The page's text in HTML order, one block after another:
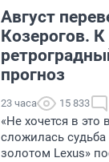
Август
Козерогов.
прогноз
23 часа 15 833
«Не хочется в это
сложилась судьба
золотом Lexus»